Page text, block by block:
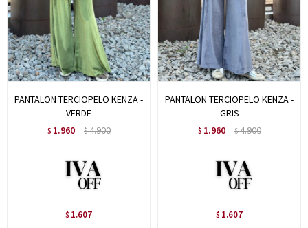
PANTALON TERCIOPELO KENZA -
VERDE
$ 1.960 $4.900
$ 1.607
PANTALON TERCIOPELO KENZA -
GRIS
$ 1.960 $4.900
$ 1.607